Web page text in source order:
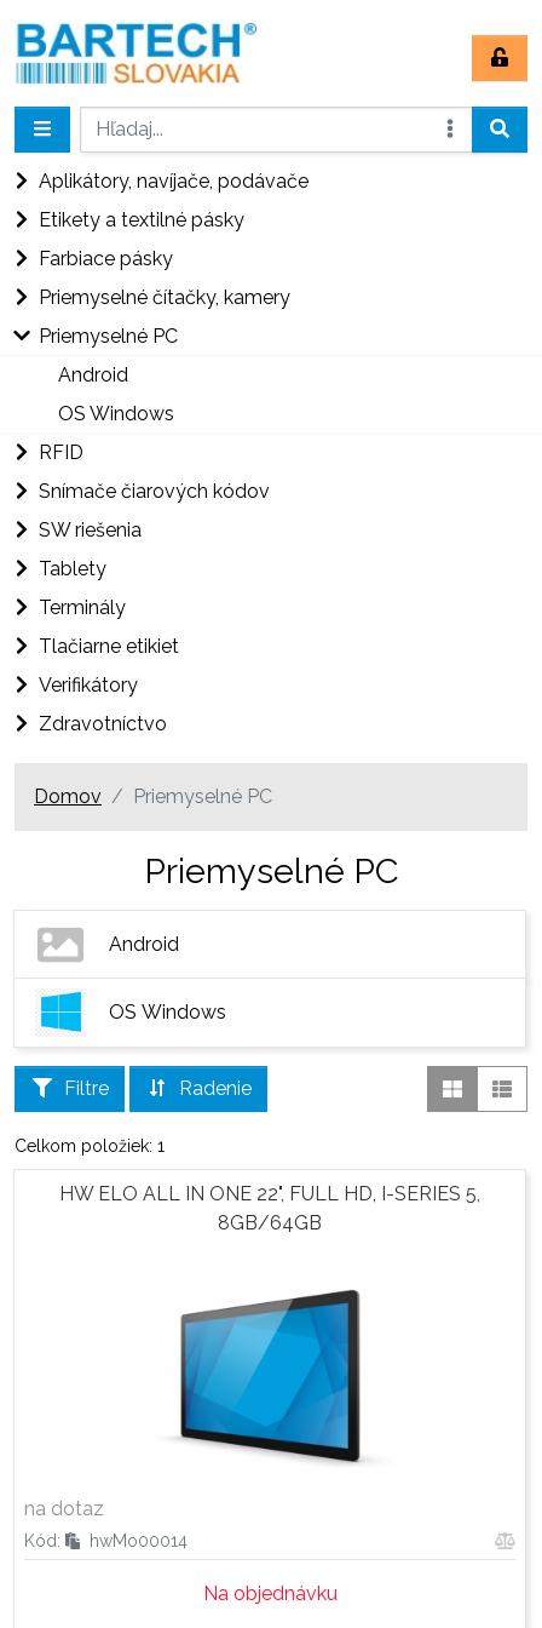
Aplikátory, navíjače, podávače
Etikety a textilné pásky
Farbiace pásky
Priemyselné čítačky, kamery
Priemyselné PC
Android
OS Windows
RFID
Snímače čiarových kódov
SW riešenia
Tablety
Terminály
Tlačiarne etikiet
Verifikátory
Zdravotníctvo
Domov Priemyselné PC
Priemyselné PC
Android
OS Windows
Filtre Radenie
Celkom položiek: 1
HW ELO ALL IN ONE 22", FULL HD, I-SERIES 5,
8GB/64GB
na dotaz
Kód: hwMo00014
Na objednávku